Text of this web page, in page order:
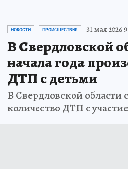
НОВОСТИ ПРОИСШЕСТВИЯ 31 мая 2026
В Свердловской
начала года
ДТП с детьми
В Свердловской области
количество ДТП с